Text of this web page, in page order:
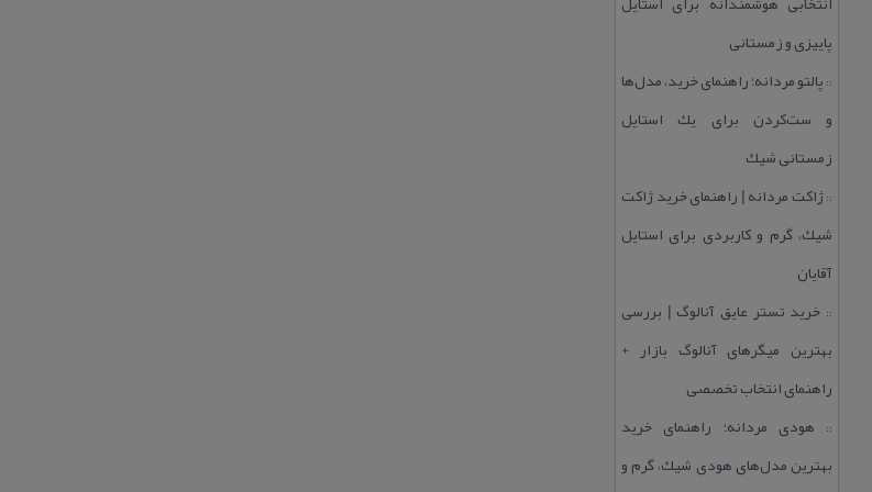
پاییزی و زمستانی
:: پالتو مردانه؛ راهنمای خرید، مدل‌ها
و ست‌كردن برای یك استایل
زمستانی شیك
::ژاكت مردانه | راهنمای خرید ژاكت
شیك، گرم و كاربردی برای استایل
آقایان
:: خرید تستر عایق آنالوگ | بررسی
بهترین میگرهای آنالوگ بازار +
راهنمای انتخاب تخصصی
:: هودی مردانه؛ راهنمای خرید
بهترین مدل‌های هودی شیك، گرم و